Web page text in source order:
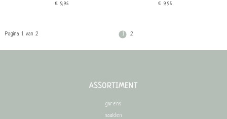
€9,95
€9,95
Pagina 1 van 2 1 2
ASSORTIMENT
garens
naalden